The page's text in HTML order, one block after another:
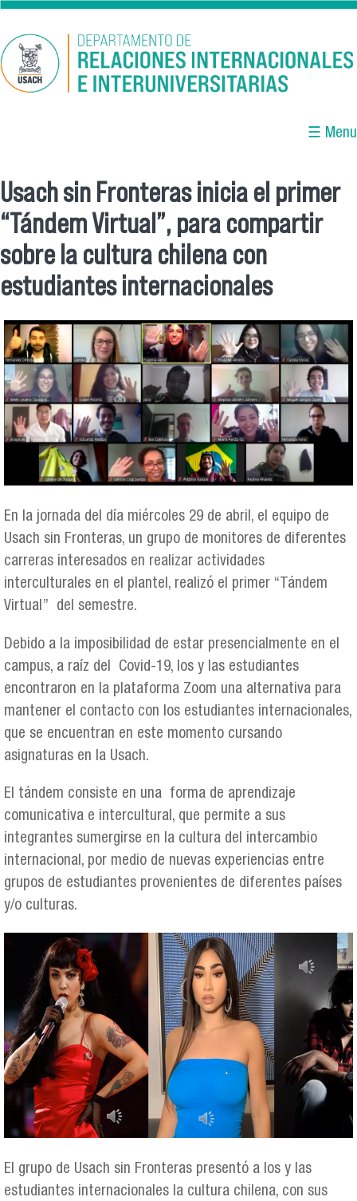
Pasar al contenido principal
☰ Menu
Se encuentra usted aquí
Usach sin Fronteras inicia el primer
“Tándem Virtual”, para compartir
sobre la cultura chilena con
estudiantes internacionales
En la jornada del día miércoles 29 de abril, el equipo de
Usach sin Fronteras, un grupo de monitores de diferentes
carreras interesados en realizar actividades
interculturales en el plantel, realizó el primer “Tándem
Virtual” del semestre.
Debido a la imposibilidad de estar presencialmente en el
campus, a raíz del Covid-19, los y las estudiantes
encontraron en la plataforma Zoom una alternativa para
mantener el contacto con los estudiantes internacionales,
que se encuentran en este momento cursando
asignaturas en la Usach.
El tándem consiste en una forma de aprendizaje
comunicativa e intercultural, que permite a sus
integrantes sumergirse en la cultura del intercambio
internacional, por medio de nuevas experiencias entre
grupos de estudiantes provenientes de diferentes países
y/o culturas.
print_sin_frontera_2.png
El grupo de Usach sin Fronteras presentó a los y las
estudiantes internacionales la cultura chilena, con sus